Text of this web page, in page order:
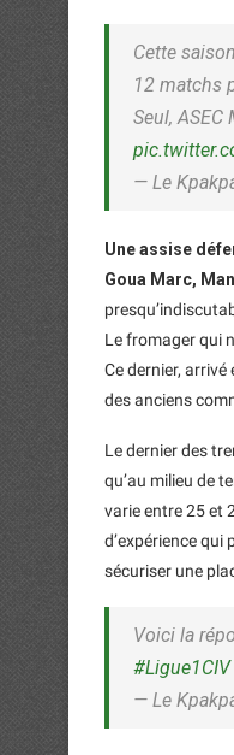
Cette
12 matchs
Seul,
— Le
Une assise
Goua Marc,
Le fromager qui
Ce dernier,
des anciens
Le dernier des
qu’au milieu de
varie entre 25 et
d’expérience qui
sécuriser une
Voici la
#Ligue1CIV
— Le